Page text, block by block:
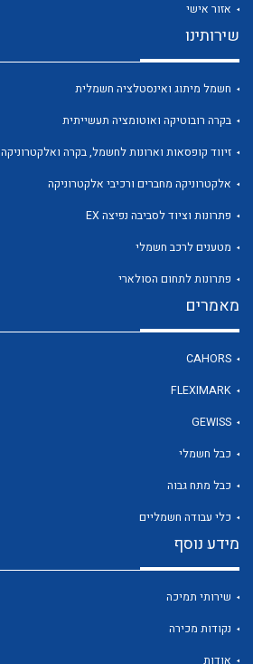
לכל מוצרי היצרן
אזור אישי
שירותינו
חשמל מיתוג ואינסטלציה חשמלית
בקרה רובוטיקה ואוטומציה תעשייתית
זיווד קופסאות וארונות לחשמל, בקרה ואלקטרוניקה
אלקטרוניקה מחברים ורכיבי אלקטרוניקה
פתרונות וציוד לסביבה נפיצה EX
מטענים לרכב חשמלי
פתרונות לתחום הסולארי
מאמרים
CAHORS
FLEXIMARK
GEWISS
כבל חשמלי
כבל מתח גבוה
כלי עבודה חשמליים
מידע נוסף
שירותי תמיכה
נקודות מכירה
אודות